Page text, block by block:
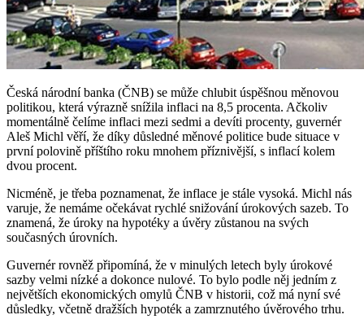
Česká národní banka (ČNB) se může chlubit úspěšnou měnovou
politikou, která výrazně snížila inflaci na 8,5 procenta. Ačkoliv
momentálně čelíme inflaci mezi sedmi a devíti procenty, guvernér
Aleš Michl věří, že díky důsledné měnové politice bude situace v
první polovině příštího roku mnohem příznivější, s inflací kolem
dvou procent.
Nicméně, je třeba poznamenat, že inflace je stále vysoká. Michl nás
varuje, že nemáme očekávat rychlé snižování úrokových sazeb. To
znamená, že úroky na hypotéky a úvěry zůstanou na svých
současných úrovních.
Guvernér rovněž připomíná, že v minulých letech byly úrokové
sazby velmi nízké a dokonce nulové. To bylo podle něj jedním z
největších ekonomických omylů ČNB v historii, což má nyní své
důsledky, včetně dražších hypoték a zamrznutého úvěrového trhu.